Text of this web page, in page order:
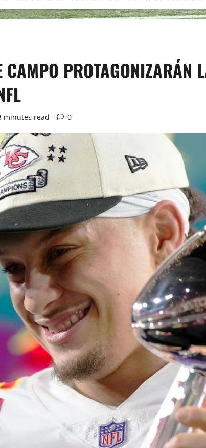
CAMPO PROTAGONIZARÁN
minutes read 0